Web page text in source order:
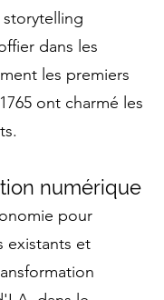
dans les
les premiers
ont charmé les
numérique
pour
existants et